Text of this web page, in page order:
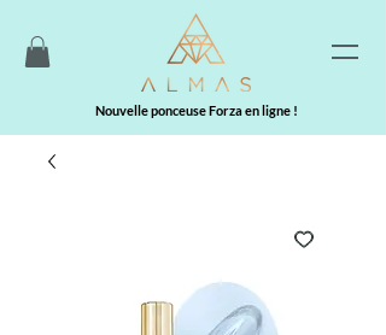
Nouvelle ponceuse Forza en ligne !